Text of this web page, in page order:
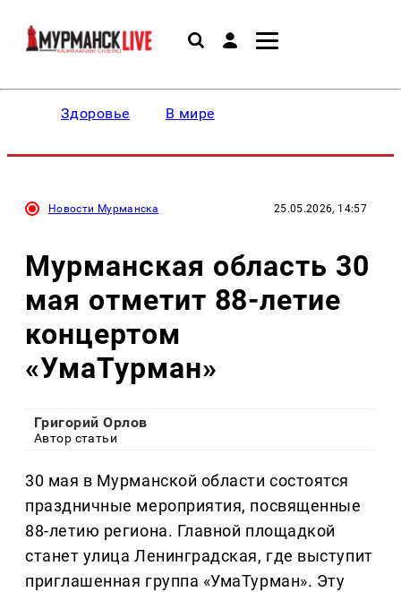
Здоровье В мире
Новости Мурманска 25.05.2026, 14:57
Мурманская область 30
мая отметит 88-летие
концертом
«УмаТурман»
Григорий Орлов
Автор статьи
30 мая в Мурманской области состоятся
праздничные мероприятия, посвященные
88-летию региона. Главной площадкой
станет улица Ленинградская, где выступит
приглашенная группа «УмаТурман». Эту